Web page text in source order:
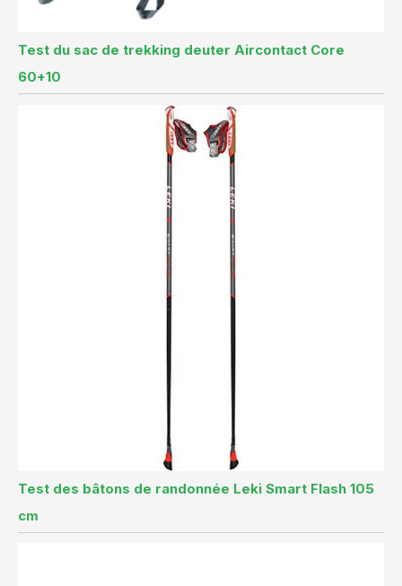
Test du sac de trekking deuter Aircontact Core
60+10
Test des bâtons de randonnée Leki Smart Flash 105
cm